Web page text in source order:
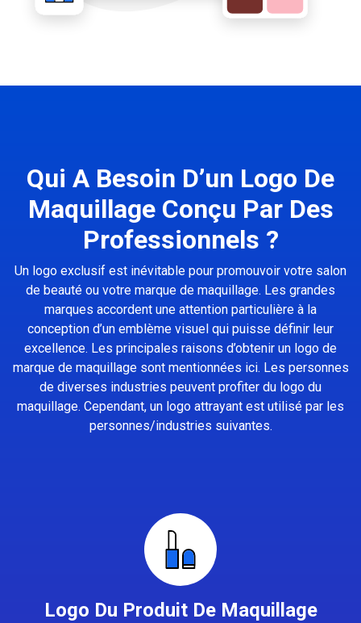
Qui A Besoin D’un Logo De
Maquillage Conçu Par Des
Professionnels ?
Un logo exclusif est inévitable pour promouvoir votre salon
de beauté ou votre marque de maquillage. Les grandes
marques accordent une attention particulière à la
conception d’un emblème visuel qui puisse définir leur
excellence. Les principales raisons d’obtenir un logo de
marque de maquillage sont mentionnées ici. Les personnes
de diverses industries peuvent profiter du logo du
maquillage. Cependant, un logo attrayant est utilisé par les
personnes/industries suivantes.
Logo Du Produit De Maquillage